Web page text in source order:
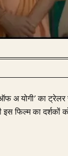
अ योगी’ का
इस फिल्म का